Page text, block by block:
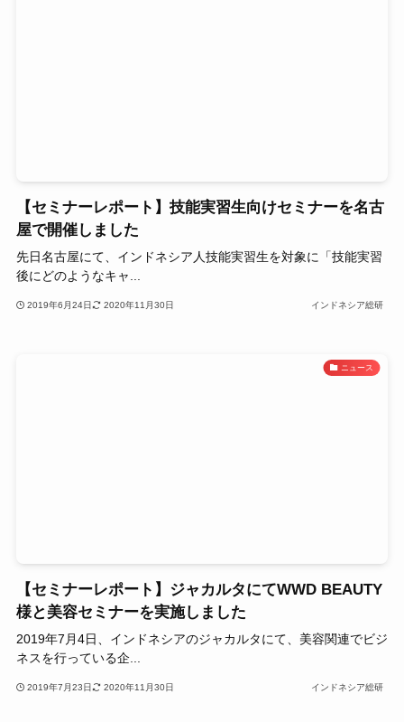
【セミナーレポート】技能実習生向けセミナーを名古
屋で開催しました
先日名古屋にて、インドネシア人技能実習生を対象に「技能実習
後にどのようなキャ...
2019年6月24日 2020年11月30日 インドネシア総研
ニュース
【セミナーレポート】ジャカルタにてWWD BEAUTY
様と美容セミナーを実施しました
2019年7月4日、インドネシアのジャカルタにて、美容関連でビジ
ネスを行っている企...
2019年7月23日 2020年11月30日 インドネシア総研